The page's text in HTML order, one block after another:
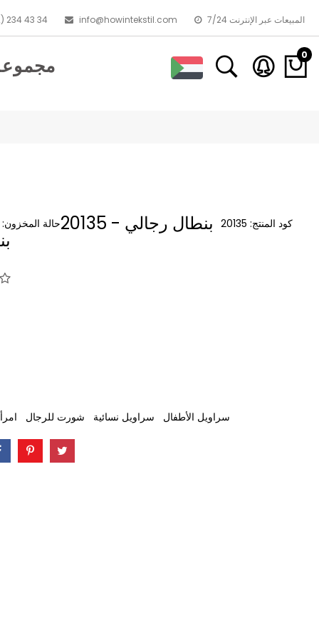
234 43 34 info@howintekstil.com 7/24 المبيعات عبر الإنترنت
0
كود المنتج: حالة المخزون:20135 - بنطال رجالي
شورت للرجال سراويل نسائية سراويل الأطفال